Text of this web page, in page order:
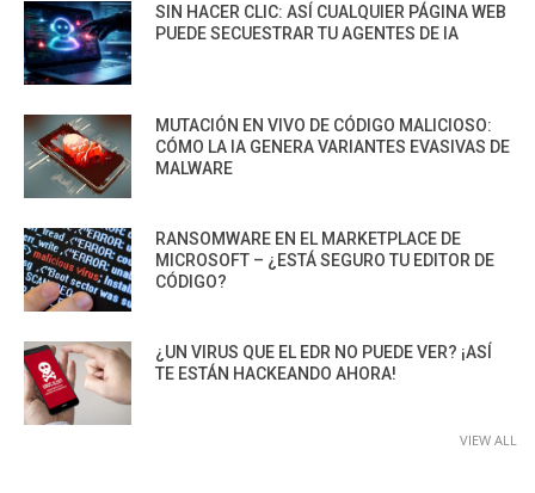
SIN HACER CLIC: ASÍ CUALQUIER PÁGINA WEB
PUEDE SECUESTRAR TU AGENTES DE IA
MUTACIÓN EN VIVO DE CÓDIGO MALICIOSO:
CÓMO LA IA GENERA VARIANTES EVASIVAS DE
MALWARE
RANSOMWARE EN EL MARKETPLACE DE
MICROSOFT – ¿ESTÁ SEGURO TU EDITOR DE
CÓDIGO?
¿UN VIRUS QUE EL EDR NO PUEDE VER? ¡ASÍ
TE ESTÁN HACKEANDO AHORA!
VIEW ALL